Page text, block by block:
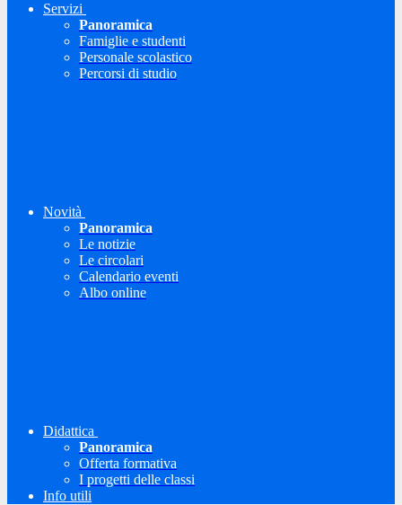
Servizi
Panoramica
Famiglie e studenti
Personale scolastico
Percorsi di studio
Novità
Panoramica
Le notizie
Le circolari
Calendario eventi
Albo online
Didattica
Panoramica
Offerta formativa
I progetti delle classi
Info utili